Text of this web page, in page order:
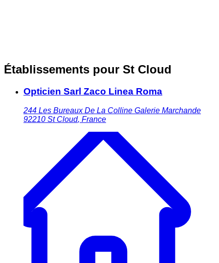
Établissements pour St Cloud
Opticien Sarl Zaco Linea Roma
244 Les Bureaux De La Colline Galerie Marchande
92210 St Cloud, France